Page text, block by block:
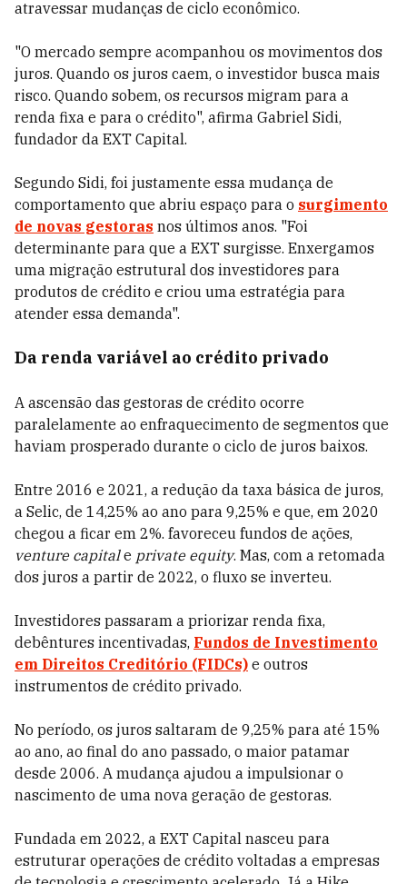
atravessar mudanças de ciclo econômico.
"O mercado sempre acompanhou os movimentos dos
juros. Quando os juros caem, o investidor busca mais
risco. Quando sobem, os recursos migram para a
renda fixa e para o crédito", afirma Gabriel Sidi,
fundador da EXT Capital.
Segundo Sidi, foi justamente essa mudança de
comportamento que abriu espaço para o surgimento
de novas gestoras nos últimos anos. "Foi
determinante para que a EXT surgisse. Enxergamos
uma migração estrutural dos investidores para
produtos de crédito e criou uma estratégia para
atender essa demanda".
Da renda variável ao crédito privado
A ascensão das gestoras de crédito ocorre
paralelamente ao enfraquecimento de segmentos que
haviam prosperado durante o ciclo de juros baixos.
Entre 2016 e 2021, a redução da taxa básica de juros,
a Selic, de 14,25% ao ano para 9,25% e que, em 2020
chegou a ficar em 2%. favoreceu fundos de ações,
venture capitale private equity. Mas, com a retomada
dos juros a partir de 2022, o fluxo se inverteu.
Investidores passaram a priorizar renda fixa,
debêntures incentivadas, Fundos de Investimento
em Direitos Creditório (FIDCs) e outros
instrumentos de crédito privado.
No período, os juros saltaram de 9,25% para até 15%
ao ano, ao final do ano passado, o maior patamar
desde 2006. A mudança ajudou a impulsionar o
nascimento de uma nova geração de gestoras.
Fundada em 2022, a EXT Capital nasceu para
estruturar operações de crédito voltadas a empresas